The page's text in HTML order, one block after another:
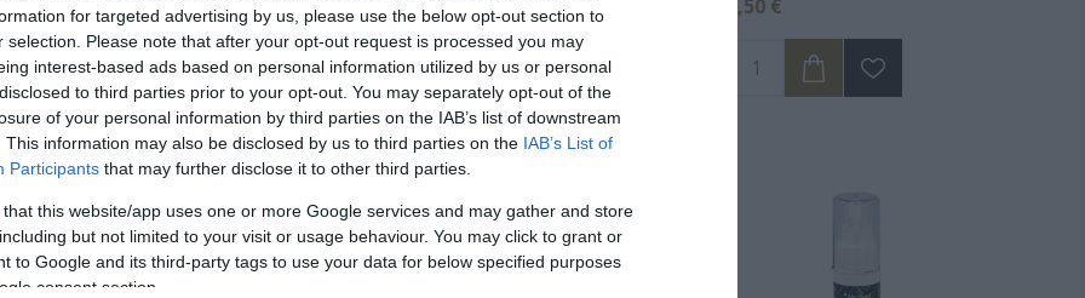
for targeted advertising by us, please use the below opt-out section to
selection. Please note that after your opt-out request is processed you may
interest-based ads based on personal information utilized by us or personal
to third parties prior to your opt-out. You may separately opt-out of the
of your personal information by third parties on the IAB’s list of downstream
This information may also be disclosed by us to third parties on the IAB’s List of
Participants that may further disclose it to other third parties.
that this website/app uses one or more Google services and may gather and store
but not limited to your visit or usage behaviour. You may click to grant or
to Google and its third-party tags to use your data for below specified purposes
consent section.
17,67 € 11,31 € 7,50 €